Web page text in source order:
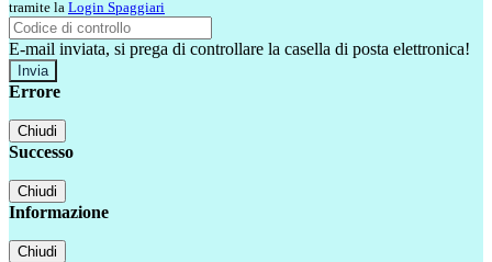
tramite la Login Spaggiari
E-mail inviata, si prega di controllare la casella di posta elettronica!
Errore
Chiudi
Successo
Chiudi
Informazione
Chiudi